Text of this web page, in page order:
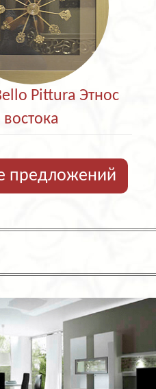
Pittura Этнос
востока
предложений